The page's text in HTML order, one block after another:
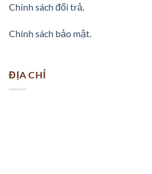
Chính sách đổi trả.
Chính sách bảo mật.
ĐỊA CHỈ